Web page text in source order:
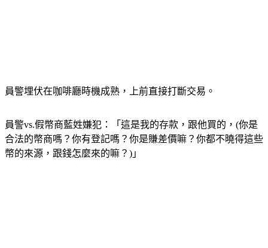
員警埋伏在咖啡廳時機成熟，上前直接打斷交易。
員警vs.假幣商藍姓嫌犯：「這是我的存款，跟他買的，(你是
合法的幣商嗎？你有登記嗎？你是賺差價嘛？你都不曉得這些
幣的來源，跟錢怎麼來的嘛？)」